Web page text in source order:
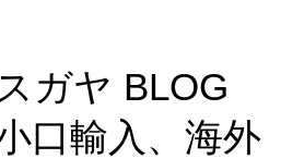
ガヤ BLOG
口輸入、海外